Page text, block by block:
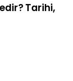
Tarihi,